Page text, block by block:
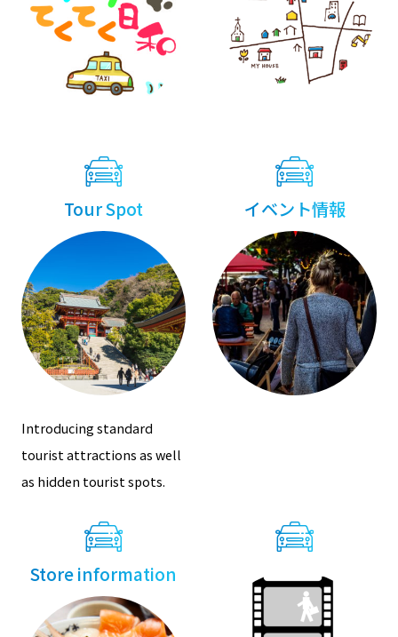
Tour Spot
Introducing standard
tourist attractions as well
as hidden tourist spots.
イベント情報
Store information